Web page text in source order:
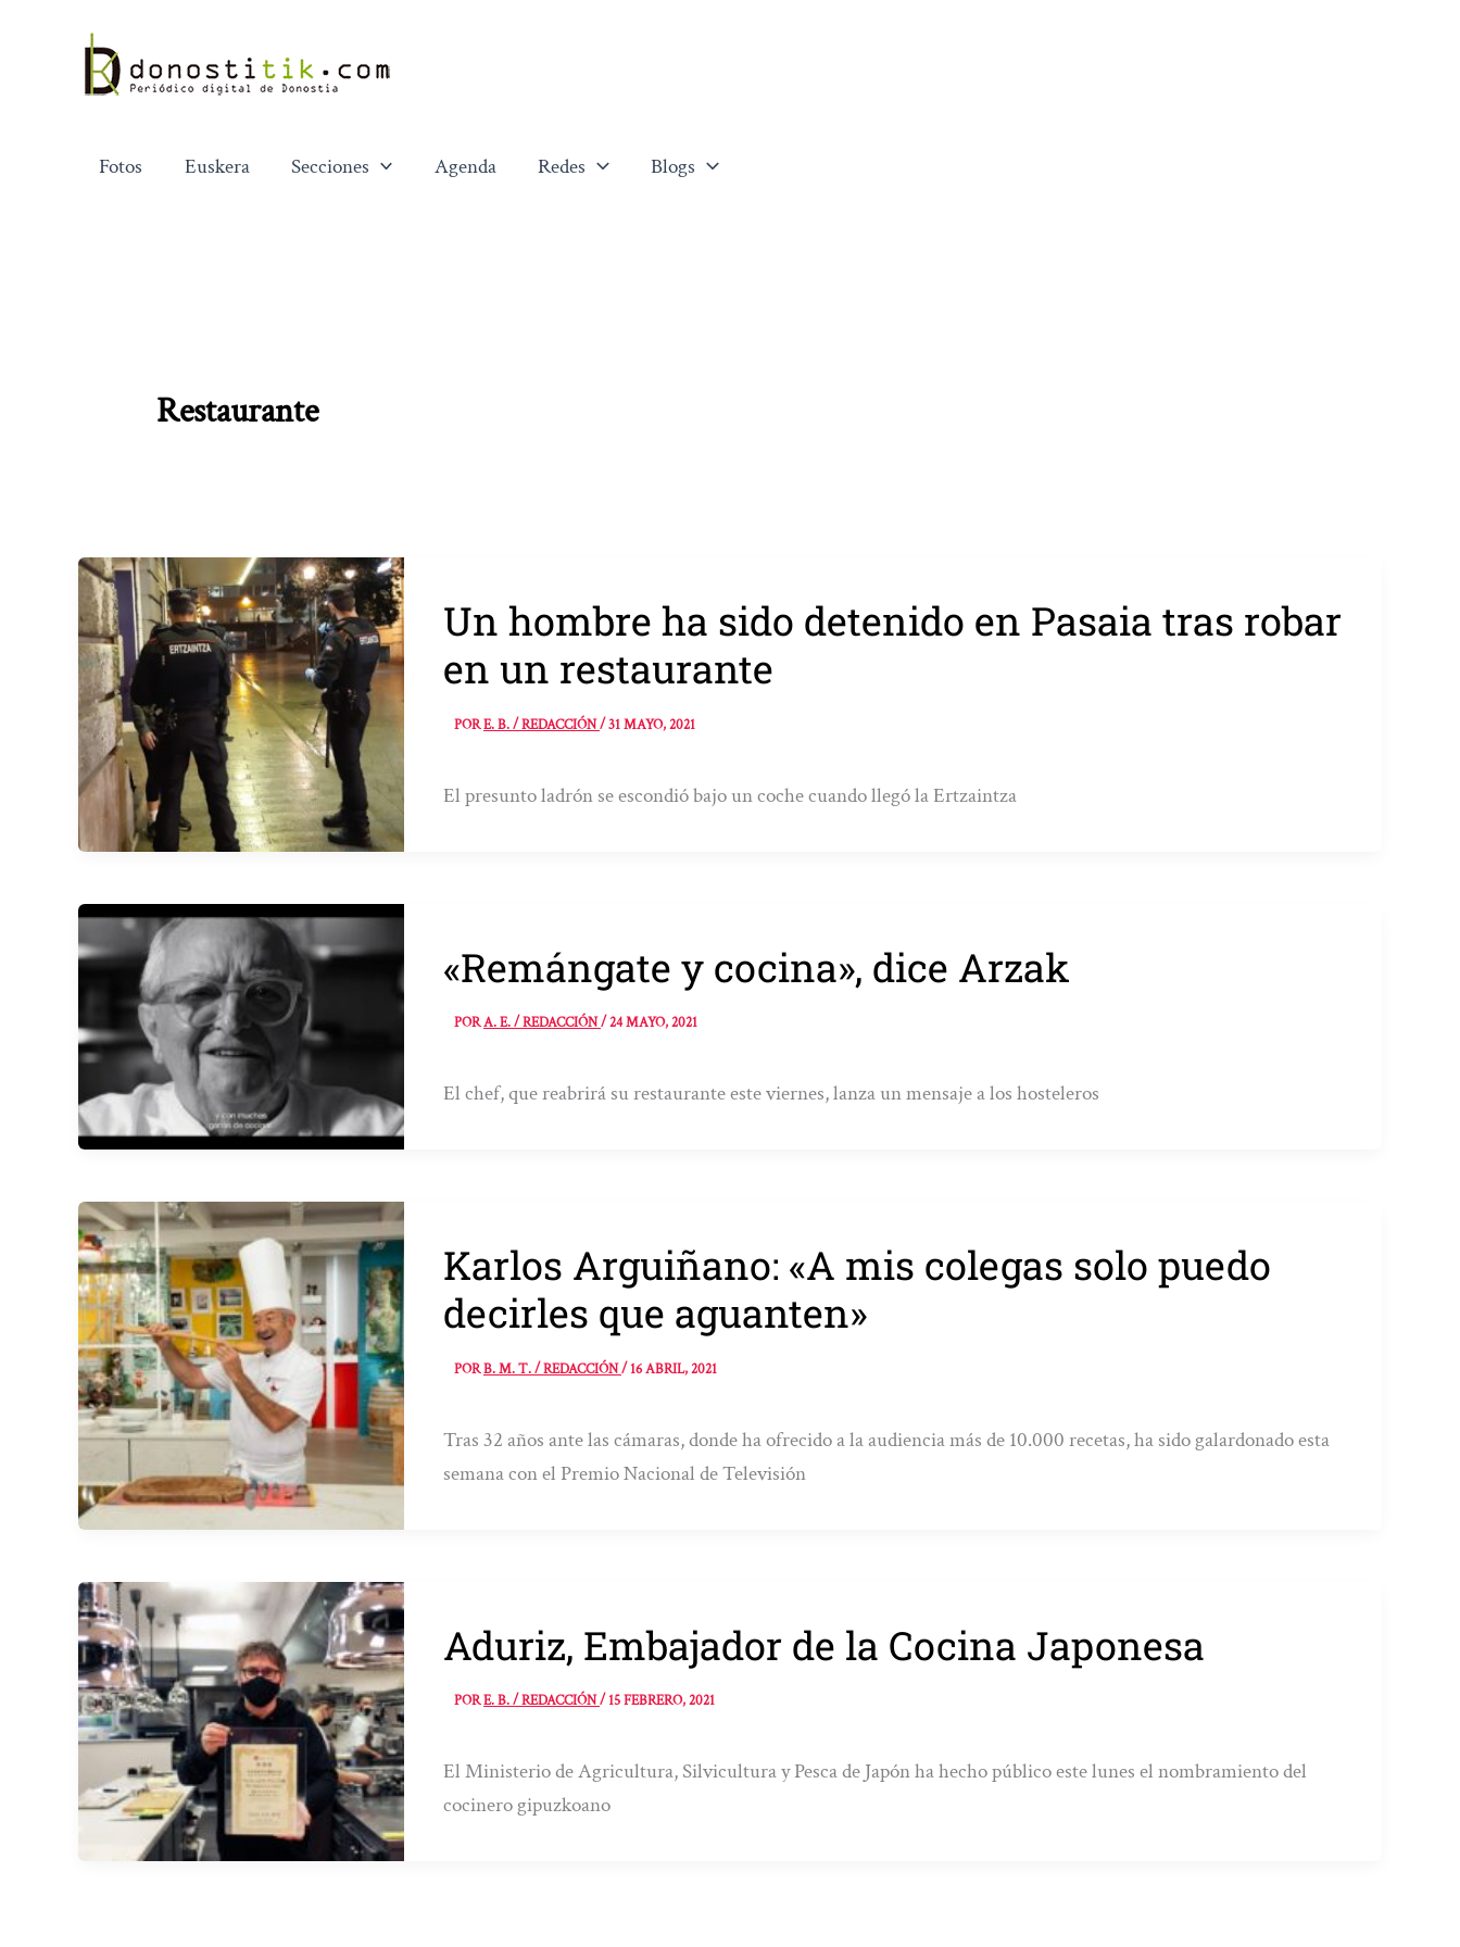
contenido
Fotos Euskera Secciones Agenda Redes Blogs
Restaurante
Un hombre ha sido detenido en Pasaia tras robar
en un restaurante
PORE. B. / REDACCIÓN/31 MAYO, 2021
El presunto ladrón se escondió bajo un coche cuando llegó la Ertzaintza
«Remángate y cocina», dice Arzak
PORA. E. / REDACCIÓN/24 MAYO, 2021
El chef, que reabrirá su restaurante este viernes, lanza un mensaje a los hosteleros
Karlos Arguiñano: «A mis colegas solo puedo
decirles que aguanten»
PORB. M. T. / REDACCIÓN/16 ABRIL, 2021
Tras 32 años ante las cámaras, donde ha ofrecido a la audiencia más de 10.000 recetas, ha sido galardonado esta
semana con el Premio Nacional de Televisión
Aduriz, Embajador de la Cocina Japonesa
PORE. B. / REDACCIÓN/15 FEBRERO, 2021
El Ministerio de Agricultura, Silvicultura y Pesca de Japón ha hecho público este lunes el nombramiento del
cocinero gipuzkoano